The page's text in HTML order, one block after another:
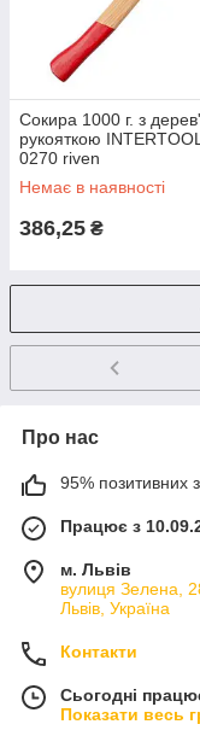
Сокира 1000 г. з
рукояткою
0270 riven
Немає в наявності
386,25 ₴
Про нас
95% позитивних з
Працює з
м. Львів
вулиця Зелена,
Львів, Україна
Контакти
Сьогодні
Показати весь